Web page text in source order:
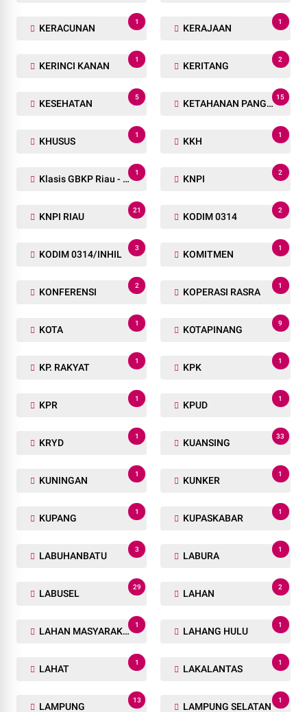
KERACUNAN
1
KERAJAAN
1
KERINCI KANAN
1
KERITANG
2
KESEHATAN
5
KETAHANAN PANGAN
15
KHUSUS
1
KKH
1
Klasis GBKP Riau - Sumbar.
1
KNPI
2
KNPI RIAU
21
KODIM 0314
2
KODIM 0314/INHIL
3
KOMITMEN
1
KONFERENSI
2
KOPERASI RASRA
1
KOTA
1
KOTAPINANG
9
KP. RAKYAT
1
KPK
1
KPR
1
KPUD
1
KRYD
1
KUANSING
33
KUNINGAN
1
KUNKER
1
KUPANG
1
KUPASKABAR
1
LABUHANBATU
3
LABURA
1
LABUSEL
29
LAHAN
2
LAHAN MASYARAKAT
1
LAHANG HULU
1
LAHAT
1
LAKALANTAS
1
LAMPUNG
13
LAMPUNG SELATAN
1